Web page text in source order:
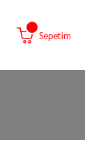
Sepetim